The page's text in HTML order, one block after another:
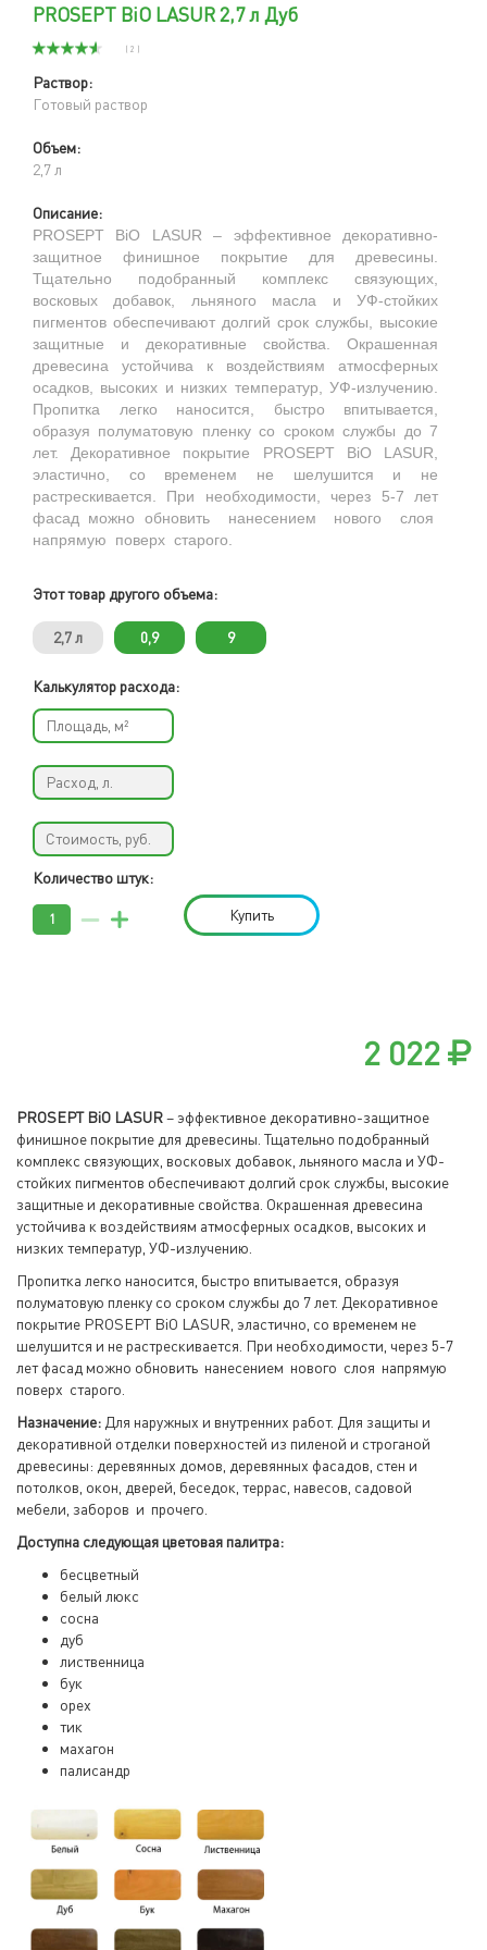
PROSEPT BiO LASUR 2,7 л Дуб
( 2 )
Раствор:
Готовый раствор
Объем:
2,7 л
Описание:
PROSEPT BiO LASUR – эффективное декоративно-
защитное финишное покрытие для древесины.
Тщательно подобранный комплекс связующих,
восковых добавок, льняного масла и УФ-стойких
пигментов обеспечивают долгий срок службы, высокие
защитные и декоративные свойства. Окрашенная
древесина устойчива к воздействиям атмосферных
осадков, высоких и низких температур, УФ-излучению.
Пропитка легко наносится, быстро впитывается,
образуя полуматовую пленку со сроком службы до 7
лет. Декоративное покрытие PROSEPT BiO LASUR,
эластично, со временем не шелушится и не
растрескивается. При необходимости, через 5-7 лет
фасад можно обновить нанесением нового слоя
напрямую поверх старого.
Этот товар другого объема:
2,7 л 0,9 9
Калькулятор расхода:
Количество штук:
Купить
2 022
PROSEPT BiO LASUR– эффективное декоративно-защитное
финишное покрытие для древесины. Тщательно подобранный
комплекс связующих, восковых добавок, льняного масла и УФ-
стойких пигментов обеспечивают долгий срок службы, высокие
защитные и декоративные свойства. Окрашенная древесина
устойчива к воздействиям атмосферных осадков, высоких и
низких температур, УФ-излучению.
Пропитка легко наносится, быстро впитывается, образуя
полуматовую пленку со сроком службы до 7 лет. Декоративное
покрытие PROSEPT BiO LASUR, эластично, со временем не
шелушится и не растрескивается. При необходимости, через 5-7
лет фасад можно обновить нанесением нового слоя напрямую
поверх старого.
Назначение: Для наружных и внутренних работ. Для защиты и
декоративной отделки поверхностей из пиленой и строганой
древесины: деревянных домов, деревянных фасадов, стен и
потолков, окон, дверей, беседок, террас, навесов, садовой
мебели, заборов и прочего.
Доступна следующая цветовая палитра:
бесцветный
белый люкс
сосна
дуб
лиственница
бук
орех
тик
махагон
палисандр